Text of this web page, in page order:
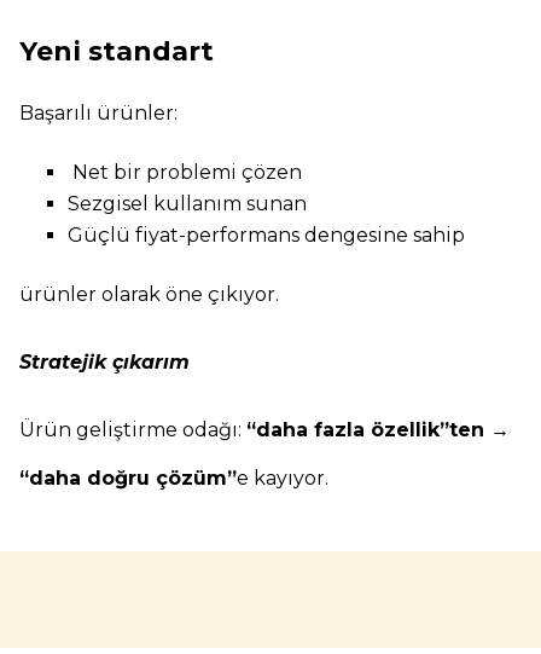
Yeni standart
Başarılı ürünler:
Net bir problemi çözen
Sezgisel kullanım sunan
Güçlü fiyat-performans dengesine sahip
ürünler olarak öne çıkıyor.
Stratejik çıkarım
Ürün geliştirme odağı: “daha fazla özellik”ten →
“daha doğru çözüm”e kayıyor.